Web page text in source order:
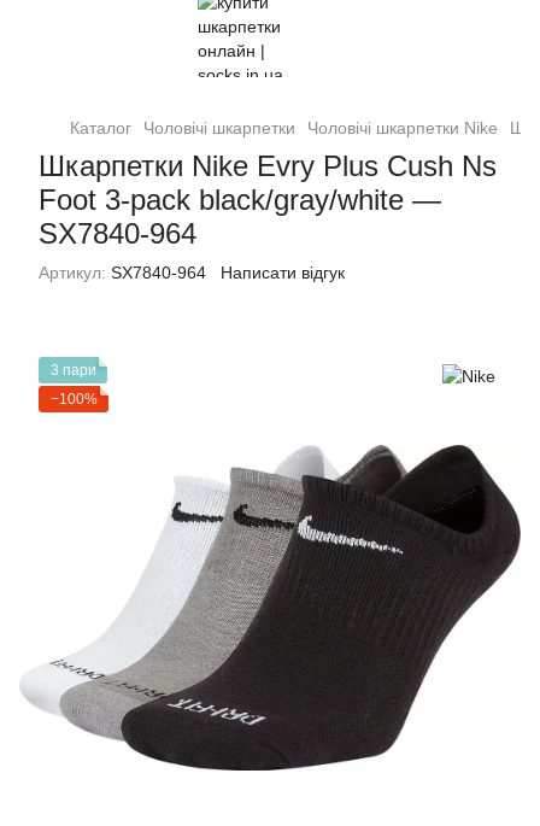
Каталог Чоловiчi шкарпетки Чоловiчi шкарпетки Nike
Шкарпетки Nike Evry Plus Cush Ns
Foot 3-pack black/gray/white —
SX7840-964
Артикул: SX7840-964 Написати відгук
3 пари
−100%